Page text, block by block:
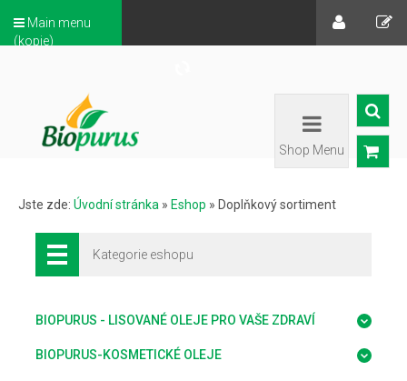
Main menu
(kopie)
Shop Menu
Jste zde: Úvodní stránka » Eshop » Doplňkový sortiment
Kategorie eshopu
BIOPURUS - LISOVANÉ OLEJE PRO VAŠE ZDRAVÍ
BIOPURUS-KOSMETICKÉ OLEJE